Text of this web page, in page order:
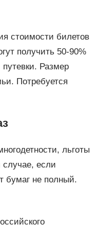
стоимости билетов
получить 50-90%
Размер
Потребуется
льготы
случае, если
бумаг не полный.